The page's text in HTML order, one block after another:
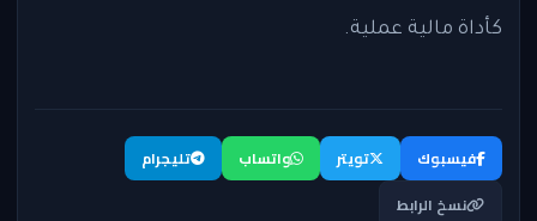
كأداة مالية عملية.
فيسبوك تويتر واتساب
تليجرام
نسخ الرابط